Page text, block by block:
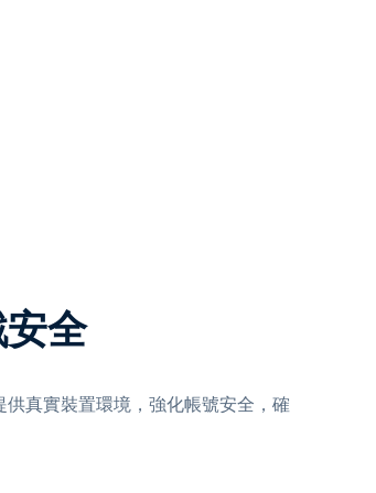
全
真實裝置環境，強化帳號安全，確